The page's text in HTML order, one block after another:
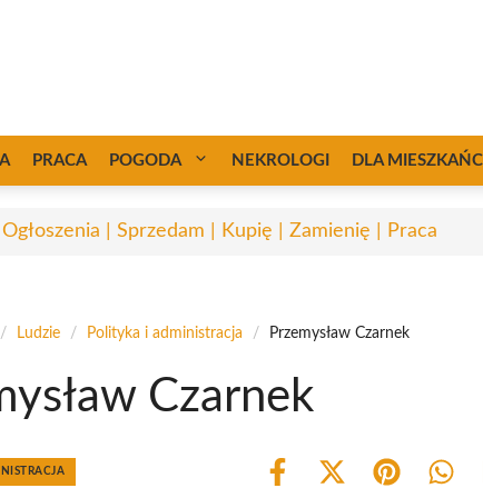
PRACA POGODA NEKROLOGI DLA
Ogłoszenia | Sprzedam | Kupię | Zamienię | Praca
/ Ludzie / Polityka i administracja / Przemysław Czarnek
Czarnek
Share
Share Share Share